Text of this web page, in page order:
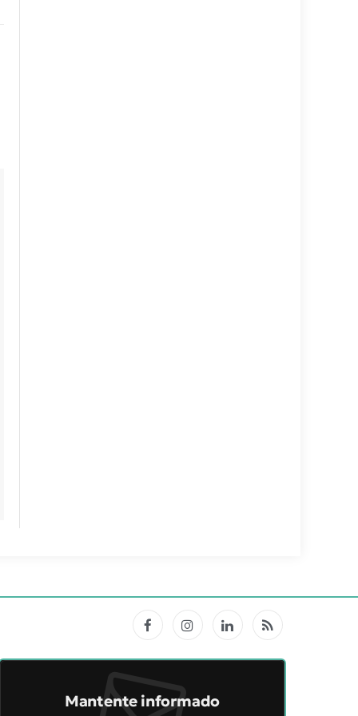
FacebookInstagramLinkedInRSS
Mantente informado